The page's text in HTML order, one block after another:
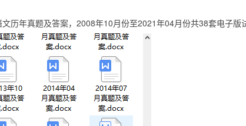
文历年真题及答案，2008年10月份至2021年04月份共38套电子版